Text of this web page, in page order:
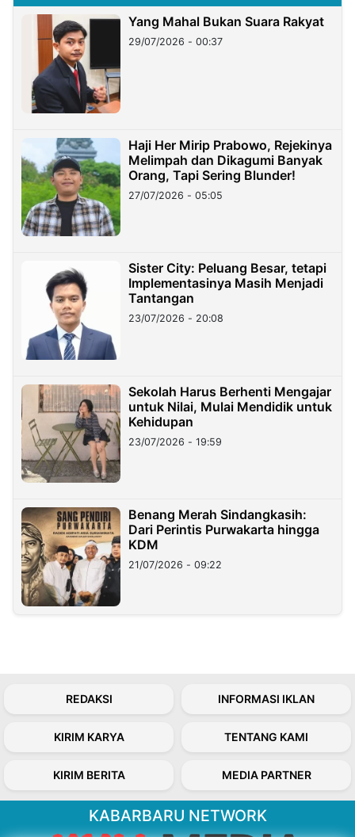
Yang Mahal Bukan Suara Rakyat
29/07/2026 - 00:37
Haji Her Mirip Prabowo, Rejekinya
Melimpah dan Dikagumi Banyak
Orang, Tapi Sering Blunder!
27/07/2026 - 05:05
Sister City: Peluang Besar, tetapi
Implementasinya Masih Menjadi
Tantangan
23/07/2026 - 20:08
Sekolah Harus Berhenti Mengajar
untuk Nilai, Mulai Mendidik untuk
Kehidupan
23/07/2026 - 19:59
Benang Merah Sindangkasih:
Dari Perintis Purwakarta hingga
KDM
21/07/2026 - 09:22
REDAKSI INFORMASI IKLAN
KIRIM KARYA TENTANG KAMI
KIRIM BERITA MEDIA PARTNER
KABARBARU NETWORK